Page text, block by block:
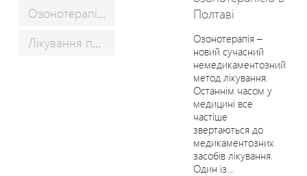
Озонотерапія – новий метод лікування у Полтаві
Лікування пацієнтів з-за кордону
Полтаві
Озонотерапія –
новий сучасний
немедикаментозний
метод лікування.
Останнім часом у
медицині все
частіше
звертаються до
медикаментозних
засобів лікування.
Один із...